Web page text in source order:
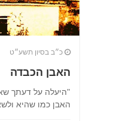
כ״ב בסיון תשע״ט
האבן הכבדה
"היעלה על דעתך
האבן כמו שהיא